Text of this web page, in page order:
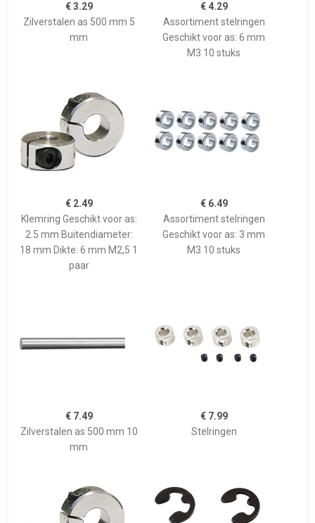
€ 3.29
Zilverstalen as 500 mm 5
mm
€ 4.29
Assortiment stelringen
Geschikt voor as: 6 mm
M3 10 stuks
€ 2.49
Klemring Geschikt voor as:
2.5 mm Buitendiameter:
18 mm Dikte: 6 mm M2,5 1
paar
€ 6.49
Assortiment stelringen
Geschikt voor as: 3 mm
M3 10 stuks
€ 7.49
Zilverstalen as 500 mm 10
mm
€ 7.99
Stelringen